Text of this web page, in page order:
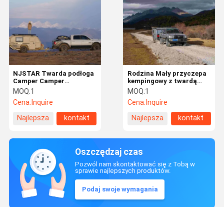
NJSTAR Twarda podłoga
Camper Camper
Aluminium RV przyczepy
z panelami słonecznymi
MOQ:1
Cena: Inquire
Najlepsza
kontakt
Rodzina Mały przyczepa
kempingowy z twardą
podłogą 450W / 600W
Camper zasilany energią
słoneczną
MOQ:1
Cena: Inquire
Najlepsza
kontakt
Oszczędzaj czas
Pozwól nam skontaktować się z Tobą w
sprawie najlepszych produktów.
Podaj swoje wymagania